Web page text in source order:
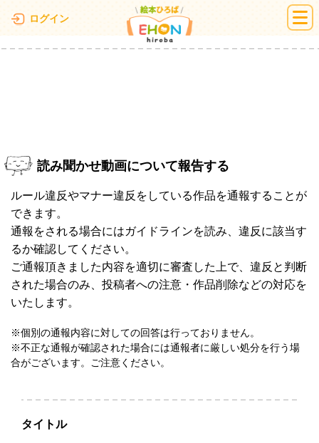
ログイン 絵本ひろば
読み聞かせ動画について報告する
ルール違反やマナー違反をしている作品を通報することが
できます。
通報をされる場合にはガイドラインを読み、違反に該当す
るか確認してください。
ご通報頂きました内容を適切に審査した上で、違反と判断
された場合のみ、投稿者への注意・作品削除などの対応を
いたします。
※個別の通報内容に対しての回答は行っておりません。
※不正な通報が確認された場合には通報者に厳しい処分を行う場
合がございます。ご注意ください。
タイトル